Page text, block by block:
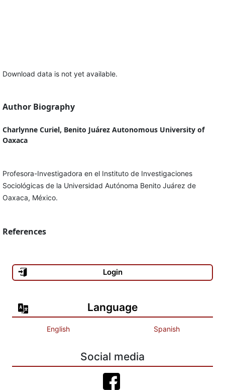
Download data is not yet available.
Author Biography
Charlynne Curiel, Benito Juárez Autonomous University of
Oaxaca
Profesora-Investigadora en el Instituto de Investigaciones
Sociológicas de la Universidad Autónoma Benito Juárez de
Oaxaca, México.
References
Login
Language
English Spanish
Social media